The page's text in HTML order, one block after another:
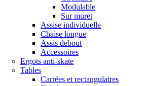
Modulable
Sur muret
Assise individuelle
Chaise longue
Assis debout
Accessoires
Ergots anti-skate
Tables
Carrées et rectangulaires